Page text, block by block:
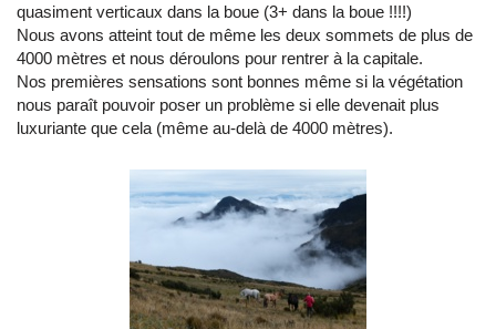
quasiment verticaux dans la boue (3+ dans la boue !!!!)
Nous avons atteint tout de même les deux sommets de plus de
4000 mètres et nous déroulons pour rentrer à la capitale.
Nos premières sensations sont bonnes même si la végétation
nous paraît pouvoir poser un problème si elle devenait plus
luxuriante que cela (même au-delà de 4000 mètres).